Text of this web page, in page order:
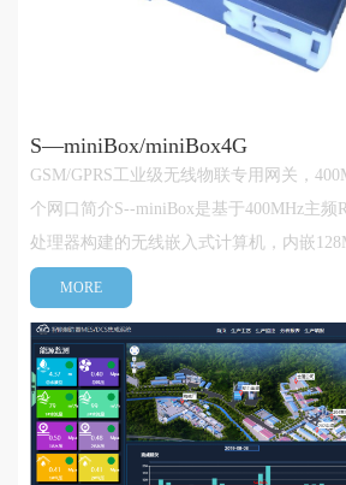
S—miniBox/miniBox4G
GSM/GPRS工业级无线物联专用网关，
个网口简介S--miniBox是基于400MHz主频
处理器构建的无线嵌入式计算机，内嵌
256MB Flash，支持四频GSM/GPRS 850/
无线通讯，支持1个10/100M自适应工业以
行通讯接口、内嵌大容量SD存储卡···
MORE